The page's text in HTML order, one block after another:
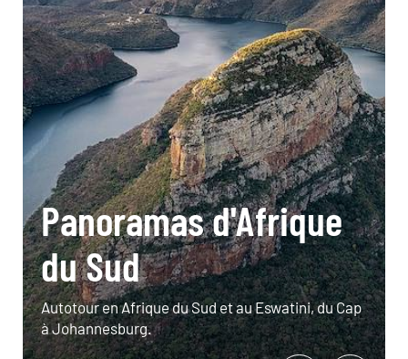
Panoramas d'Afrique
du Sud
Autotour en Afrique du Sud et au Eswatini, du Cap
à Johannesburg.